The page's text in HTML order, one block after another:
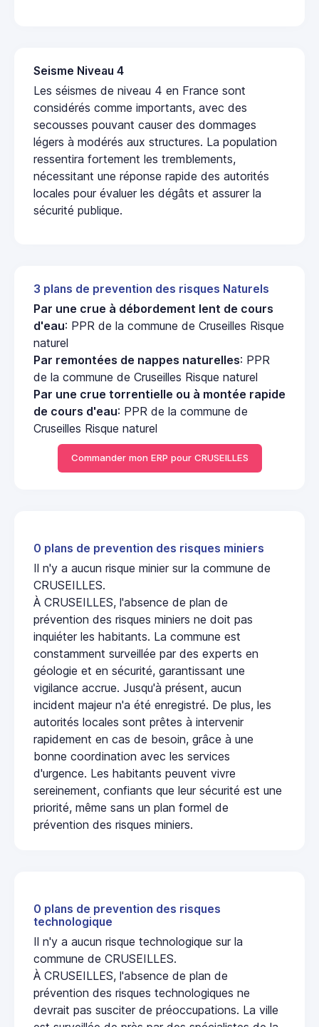
Seisme Niveau 4
Les séismes de niveau 4 en France sont
considérés comme importants, avec des
secousses pouvant causer des dommages
légers à modérés aux structures. La population
ressentira fortement les tremblements,
nécessitant une réponse rapide des autorités
locales pour évaluer les dégâts et assurer la
sécurité publique.
3 plans de prevention des risques Naturels
Par une crue à débordement lent de cours
d'eau: PPR de la commune de Cruseilles Risque
naturel
Par remontées de nappes naturelles: PPR
de la commune de Cruseilles Risque naturel
Par une crue torrentielle ou à montée rapide
de cours d'eau: PPR de la commune de
Cruseilles Risque naturel
Commander mon ERP pour CRUSEILLES
0 plans de prevention des risques miniers
Il n'y a aucun risque minier sur la commune de
CRUSEILLES.
À CRUSEILLES, l'absence de plan de
prévention des risques miniers ne doit pas
inquiéter les habitants. La commune est
constamment surveillée par des experts en
géologie et en sécurité, garantissant une
vigilance accrue. Jusqu'à présent, aucun
incident majeur n'a été enregistré. De plus, les
autorités locales sont prêtes à intervenir
rapidement en cas de besoin, grâce à une
bonne coordination avec les services
d'urgence. Les habitants peuvent vivre
sereinement, confiants que leur sécurité est une
priorité, même sans un plan formel de
prévention des risques miniers.
0 plans de prevention des risques
technologique
Il n'y a aucun risque technologique sur la
commune de CRUSEILLES.
À CRUSEILLES, l'absence de plan de
prévention des risques technologiques ne
devrait pas susciter de préoccupations. La ville